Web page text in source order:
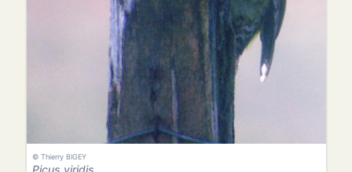
© Thierry BIGEY
Picus viridis